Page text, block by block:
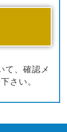
て、確認メ
さい。